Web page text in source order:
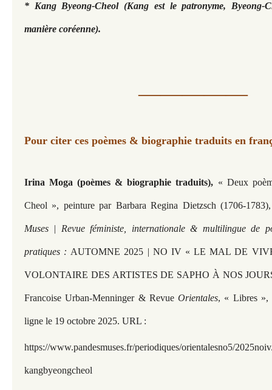
* Kang Byeong-Cheol (Kang est le patronyme, Byeong-
manière coréenne).
—————
Pour citer ces poèmes & biographie traduits en
Irina Moga (poèmes & biographie traduits), « Deux
Cheol », peinture par Barbara Regina Dietzsch (1706-
Muses | Revue féministe, internationale & multilingue de
pratiques : AUTOMNE 2025 | NO IV « LE MAL DE
VOLONTAIRE DES ARTISTES DE SAPHO À NOS
Francoise Urban-Menninger & Revue Orientales, « Libres »,
ligne le 19 octobre 2025. URL :
https://www.pandesmuses.fr/periodiques/orientalesno5/
kangbyeongcheol